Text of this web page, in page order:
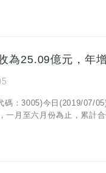
為25.09億元，年
碼：3005)今日(2019/07/
一月至六月份為止，累計